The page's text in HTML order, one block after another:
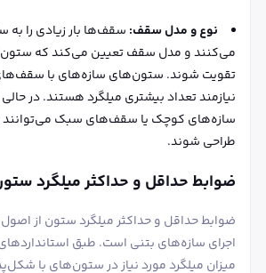
نوع و مدل سقف: سقف‌ها بار زیادی را
می‌کنند و مدل سقف تعیین می‌کند که
تقویت شوند. ستون‌های سازه‌های با
نیازمند تعداد بیشتری میلگرد هستند. در
سازه‌های کوچک یا سقف‌های سبک می‌توانند
طراحی شوند.
ضوابط حداقل و حداکثر میلگرد
ضوابط حداقل و حداکثر میلگرد ستون از
اجرای سازه‌های بتنی است. طبق
میزان میلگرد مورد نیاز در ستون‌های با